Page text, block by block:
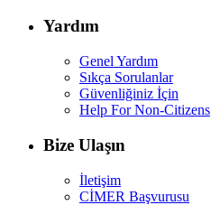
Yardım
Genel Yardım
Sıkça Sorulanlar
Güvenliğiniz İçin
Help For Non-Citizens
Bize Ulaşın
İletişim
CİMER Başvurusu